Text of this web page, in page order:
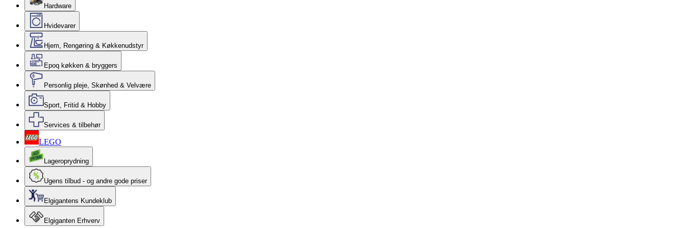
Hardware
Hvidevarer
Hjem, Rengøring & Køkkenudstyr
Epoq køkken & bryggers
Personlig pleje, Skønhed & Velvære
Sport, Fritid & Hobby
Services & tilbehør
LEGO
Lageroprydning
Ugens tilbud - og andre gode priser
Elgigantens Kundeklub
Elgiganten Erhverv